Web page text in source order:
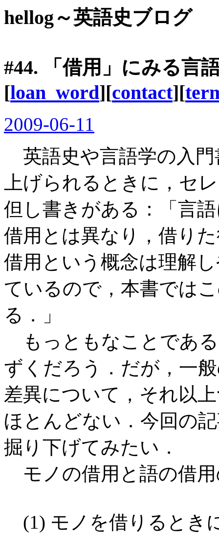
hellog～英語史ブログ
#44. 「借用」にみる言
[loan_word][contact][
2009-06-11
英語史や言語学の入
上げられるときに，セ
但し書きがある：「言
借用とは異なり，借り
借用という概念は理解
ているので，本書では
る．」
もっともなことであ
ずくだろう．だが，一
差異について，それ以
ほとんどない．今回の
掘り下げてみたい．
モノの借用と語の借
(1) モノを借りるとき